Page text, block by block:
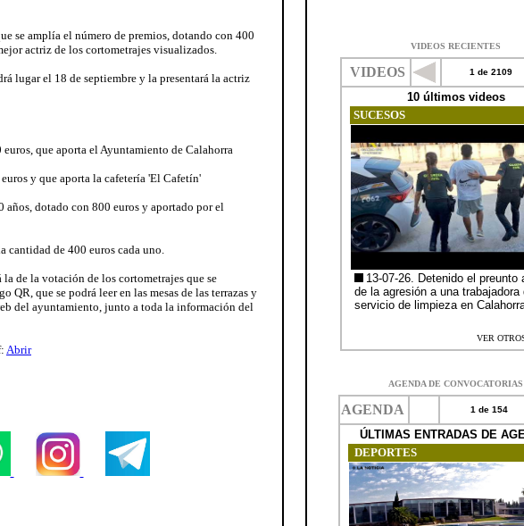
se amplía el número de premios, dotando con 400
actriz de los cortometrajes visualizados.
lugar el 18 de septiembre y la presentará la actriz
que aporta el Ayuntamiento de Calahorra
y que aporta la cafetería 'El Cafetín'
años, dotado con 800 euros y aportado por el
cantidad de 400 euros cada uno.
la de la votación de los cortometrajes que se
QR, que se podrá leer en las mesas de las terrazas y
del ayuntamiento, junto a toda la información del
Abrir
VIDEOS RECIENTES
AGENDA DE CONVOCATORIAS